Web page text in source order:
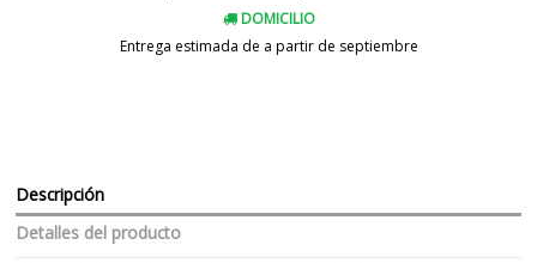
DOMICILIO
Entrega estimada de a partir de septiembre
Descripción
Detalles del producto